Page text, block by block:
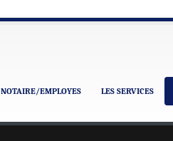
NOTAIRE/EMPLOYES LES SERVICES